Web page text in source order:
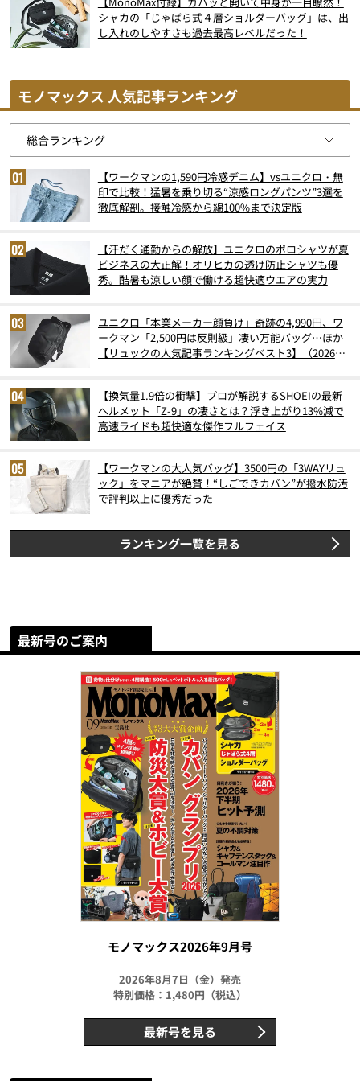
シャカの「じゃばら式４層ショルダーバッグ」は、出
し入れのしやすさも過去最高レベルだった！
モノマックス 人気記事ランキング
【ワークマンの1,590円冷感デニム】vsユニクロ・無
印で比較！猛暑を乗り切る“涼感ロングパンツ”3選を
徹底解剖。接触冷感から綿100%まで決定版
【汗だく通勤からの解放】ユニクロのポロシャツが夏
ビジネスの大正解！オリヒカの透け防止シャツも優
秀。酷暑も涼しい顔で働ける超快適ウエアの実力
ユニクロ「本業メーカー顔負け」奇跡の4,990円、ワ
ークマン「2,500円は反則級」凄い万能バッグ…ほか
【リュックの人気記事ランキングベスト3】（2026年
【換気量1.9倍の衝撃】プロが解説するSHOEIの最新
ヘルメット「Z-9」の凄さとは？浮き上がり13%減で
高速ライドも超快適な傑作フルフェイス
【ワークマンの大人気バッグ】3500円の「3WAYリュ
ック」をマニアが絶賛！“しごできカバン”が撥水防汚
で評判以上に優秀だった
ランキング一覧を見る
最新号のご案内
モノマックス2026年9月号
2026年8月7日（金）発売
特別価格：1,480円（税込）
最新号を見る